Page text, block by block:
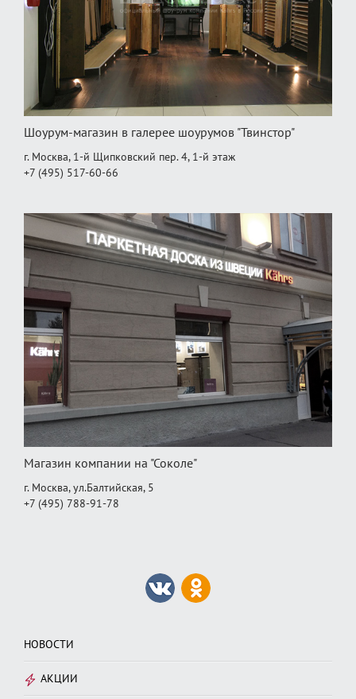
Шоурум-магазин в галерее шоурумов "Твинстор"
г. Москва, 1-й Щипковский пер. 4, 1‑й этаж
+7 (495) 517-60-66
Магазин компании на "Соколе"
г. Москва, ул.Балтийская, 5
+7 (495) 788-91-78
НОВОСТИ
АКЦИИ